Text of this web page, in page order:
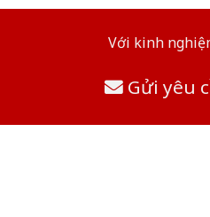
Với kinh
Gửi yêu